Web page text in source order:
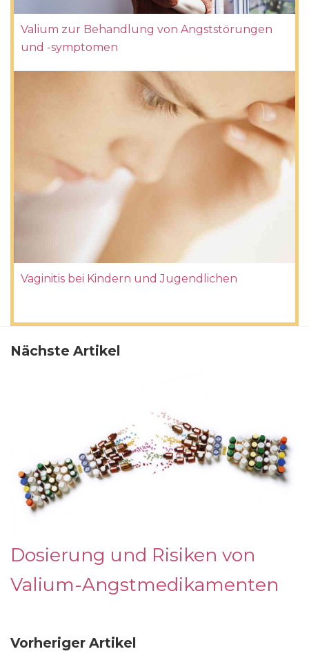
Valium zur Behandlung von Angststörungen
und -symptomen
Vaginitis bei Kindern und Jugendlichen
Nächste Artikel
Dosierung und Risiken von
Valium-Angstmedikamenten
Vorheriger Artikel